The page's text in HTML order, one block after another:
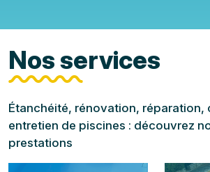
Nos services
Étanchéité, rénovation,
entretien de piscines : découvrez
prestations